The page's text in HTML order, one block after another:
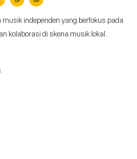
independen yang berfokus pada
kolaborasi di skena musik lokal.